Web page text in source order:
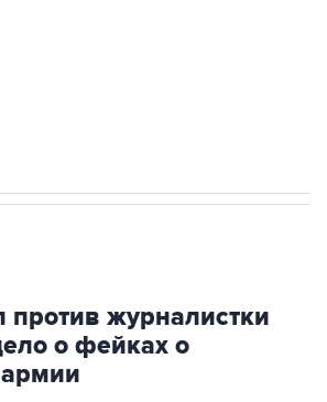
против журналистки
о фейках о